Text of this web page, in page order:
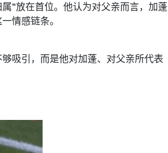
”放在首位。他认为对父亲而言，加蓬
情感链条。
吸引，而是他对加蓬、对父亲所代表